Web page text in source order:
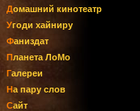
Домашний кинотеатр
Угоди хайниру
Фаниздат
Планета ЛоМо
Галереи
На пару слов
Сайт